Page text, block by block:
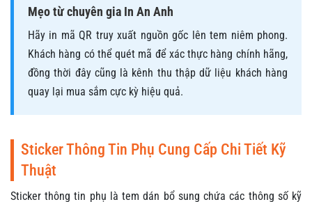
Mẹo từ chuyên gia In An Anh
Hãy in mã QR truy xuất nguồn gốc lên tem niêm phong.
Khách hàng có thể quét mã để xác thực hàng chính hãng,
đồng thời đây cũng là kênh thu thập dữ liệu khách hàng
quay lại mua sắm cực kỳ hiệu quả.
Sticker Thông Tin Phụ Cung Cấp Chi Tiết Kỹ
Thuật
Sticker thông tin phụ là tem dán bổ sung chứa các thông số kỹ